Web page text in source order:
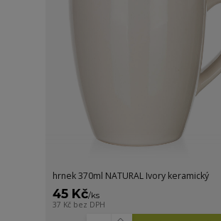
hrnek 370ml NATURAL Ivory keramický
45 Kč/ks
37 Kč bez DPH